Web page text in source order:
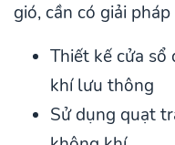
gió, cần có giải
Thiết kế cửa
khí lưu thông
Sử dụng quạt